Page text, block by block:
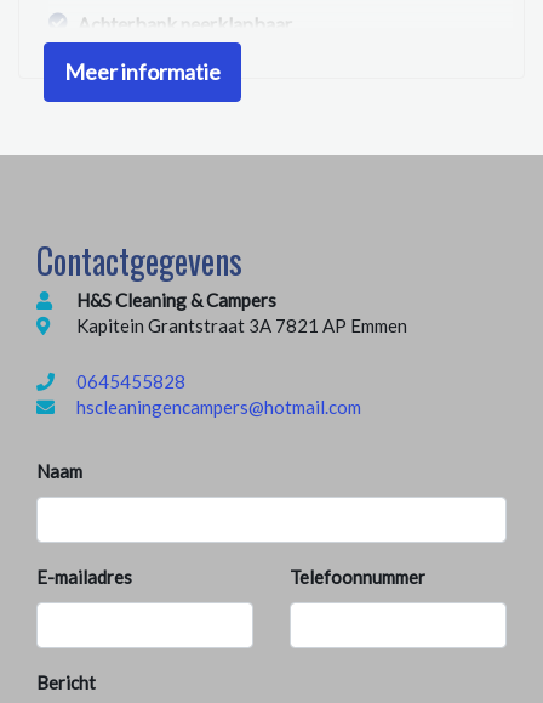
Achterbank neerklapbaar
Meer informatie
Contactgegevens
H&S Cleaning & Campers
Kapitein Grantstraat 3A 7821 AP Emmen
0645455828
hscleaningencampers@hotmail.com
Naam
E-mailadres Telefoonnummer
Bericht